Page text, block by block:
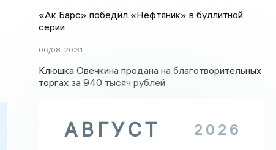
«Ак Барс» победил «Нефтяник» в буллитной
серии
06/08 20:31
Клюшка Овечкина продана на благотворительных
торгах за 940 тысяч рублей
АВГУСТ 2026